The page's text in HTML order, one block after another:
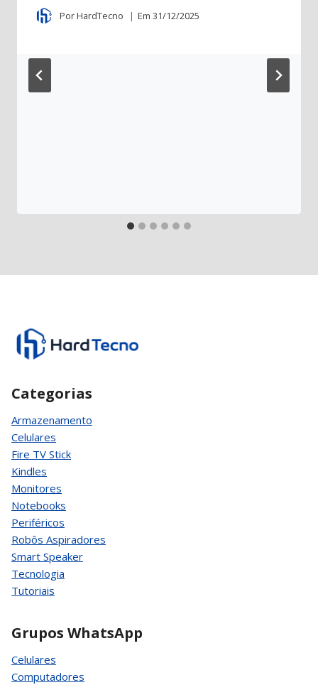
PorHardTecno Em 31/12/2025
Categorias
Armazenamento
Celulares
Fire TV Stick
Kindles
Monitores
Notebooks
Periféricos
Robôs Aspiradores
Smart Speaker
Tecnologia
Tutoriais
Grupos WhatsApp
Celulares
Computadores